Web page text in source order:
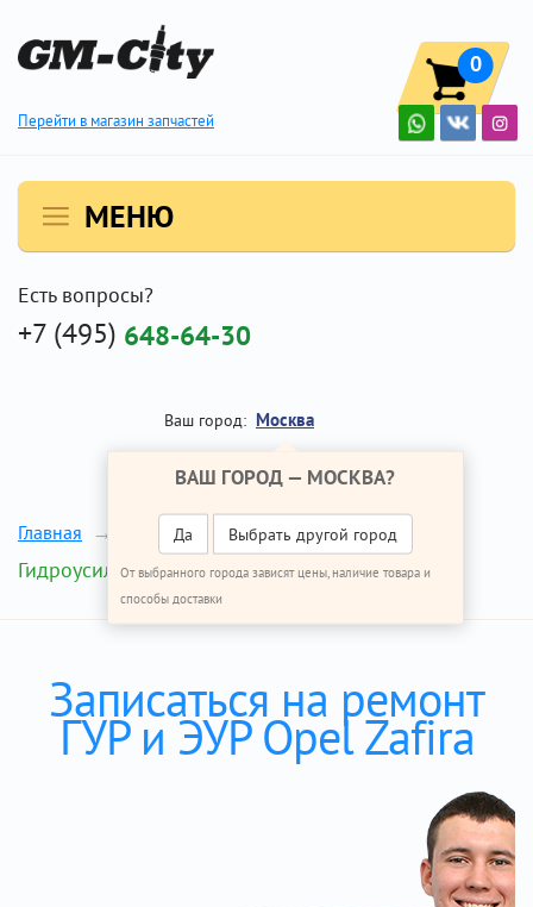
Перейти в магазин запчастей
0
МЕНЮ
Есть вопросы?
+7 (495) 648-64-30
Ваш город: Москва
ВАШ ГОРОД — МОСКВА?
Да Выбрать другой город
От выбранного города зависят цены, наличие товара и
способы доставки
Главная Ремонт Опель Зафира
Гидроусилитель руля
Записаться на ремонт
ГУР и ЭУР Opel Zafira